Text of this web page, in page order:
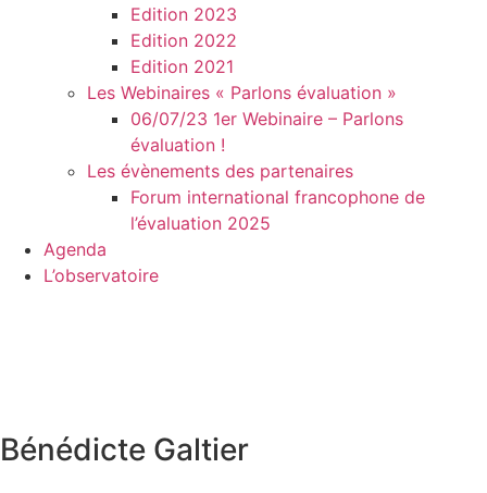
Edition 2023
Edition 2022
Edition 2021
Les Webinaires « Parlons évaluation »
06/07/23 1er Webinaire – Parlons
évaluation !
Les évènements des partenaires
Forum international francophone de
l’évaluation 2025
Agenda
L’observatoire
Bénédicte Galtier